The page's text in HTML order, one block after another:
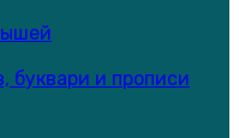
буквари и прописи